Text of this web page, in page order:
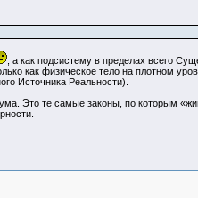
, а как подсистему в пределах всего
как физическое тело на плотном
Источника Реальности).
Это те самые законы, по которым